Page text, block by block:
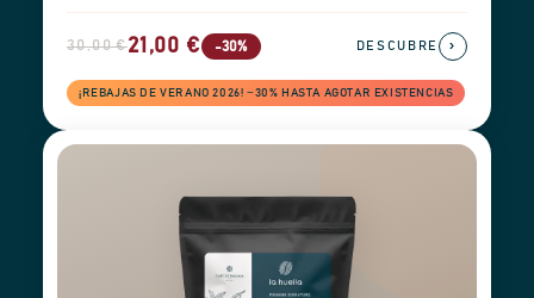
30,00 €21,00 € -30%
¡REBAJAS DE VERANO 2026! −30% HASTA AGOTAR EXISTENCIAS
DESCUBRE ›